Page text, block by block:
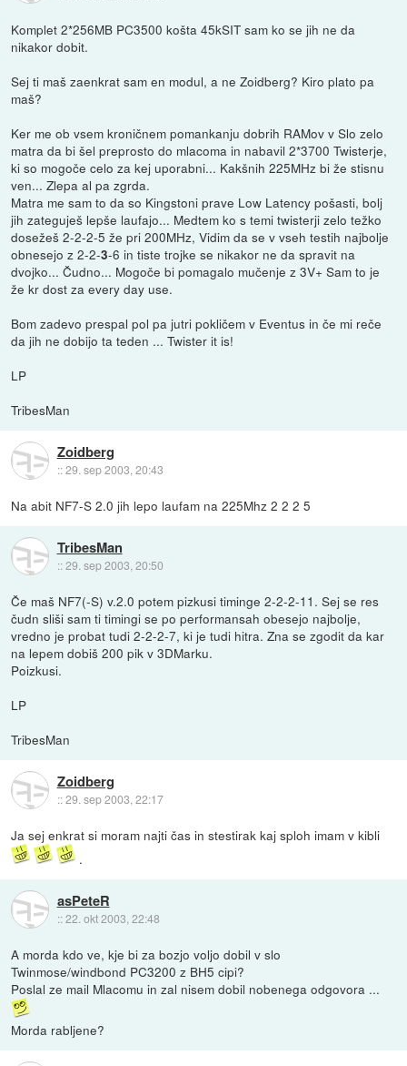
Komplet 2*256MB PC3500 košta 45kSIT sam ko se jih ne da
nikakor dobit.
Sej ti maš zaenkrat sam en modul, a ne Zoidberg? Kiro plato pa
maš?
Ker me ob vsem kroničnem pomankanju dobrih RAMov v Slo zelo
matra da bi šel preprosto do mlacoma in nabavil 2*3700 Twisterje,
ki so mogoče celo za kej uporabni... Kakšnih 225MHz bi že stisnu
ven... Zlepa al pa zgrda.
Matra me sam to da so Kingstoni prave Low Latency pošasti, bolj
jih zateguješ lepše laufajo... Medtem ko s temi twisterji zelo težko
dosežeš 2-2-2-5 že pri 200MHz, Vidim da se v vseh testih najbolje
obnesejo z 2-2-3-6 in tiste trojke se nikakor ne da spravit na
dvojko... Čudno... Mogoče bi pomagalo mučenje z 3V+ Sam to je
že kr dost za every day use.
Bom zadevo prespal pol pa jutri pokličem v Eventus in če mi reče
da jih ne dobijo ta teden ... Twister it is!
LP
TribesMan
Zoidberg
::29. sep 2003, 20:43
Na abit NF7-S 2.0 jih lepo laufam na 225Mhz 2 2 2 5
TribesMan
::29. sep 2003, 20:50
Če maš NF7(-S) v.2.0 potem pizkusi timinge 2-2-2-11. Sej se res
čudn sliši sam ti timingi se po performansah obesejo najbolje,
vredno je probat tudi 2-2-2-7, ki je tudi hitra. Zna se zgodit da kar
na lepem dobiš 200 pik v 3DMarku.
Poizkusi.
LP
TribesMan
Zoidberg
::29. sep 2003, 22:17
Ja sej enkrat si moram najti čas in stestirak kaj sploh imam v kibli
.
asPeteR
::22. okt 2003, 22:48
A morda kdo ve, kje bi za bozjo voljo dobil v slo
Twinmose/windbond PC3200 z BH5 cipi?
Poslal ze mail Mlacomu in zal nisem dobil nobenega odgovora ...
Morda rabljene?